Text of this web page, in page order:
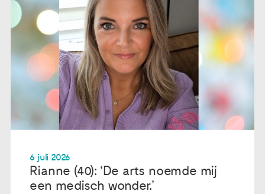
6 juli 2026
Rianne (40): ‘De arts noemde mij
een medisch wonder.’